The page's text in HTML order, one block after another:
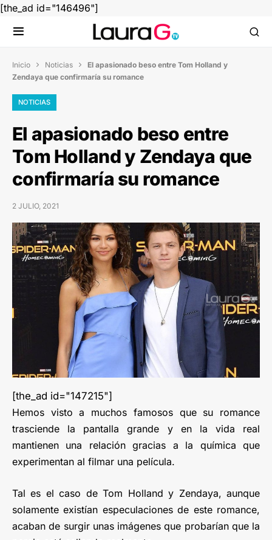
[the_ad id="146496"]
Inicio  Noticias  El apasionado beso entre Tom Holland y
Zendaya que confirmaría su romance
NOTICIAS
El apasionado beso entre
Tom Holland y Zendaya que
confirmaría su romance
2 JULIO, 2021
[the_ad id="147215"]
Hemos visto a muchos famosos que su romance
trasciende la pantalla grande y en la vida real
mantienen una relación gracias a la química que
experimentan al filmar una película.
Tal es el caso de Tom Holland y Zendaya, aunque
solamente existían especulaciones de este romance,
acaban de surgir unas imágenes que probarían que la